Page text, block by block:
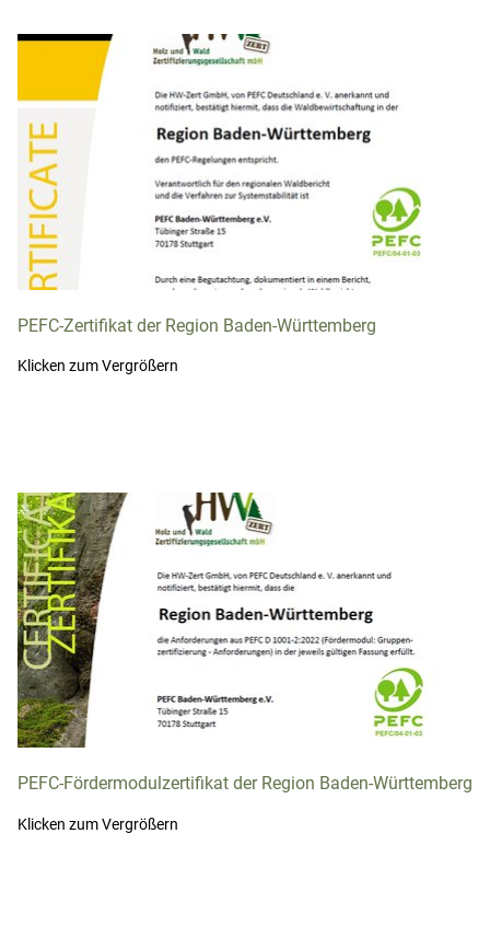
PEFC-Zertifikat der Region Baden-Württemberg
Klicken zum Vergrößern
PEFC-Fördermodulzertifikat der Region Baden-Württemberg
Klicken zum Vergrößern